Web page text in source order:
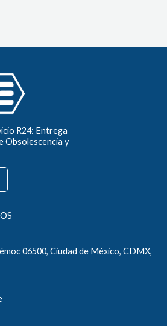
R24: Entrega
Obsolescencia y
06500, Ciudad de México, CDMX,